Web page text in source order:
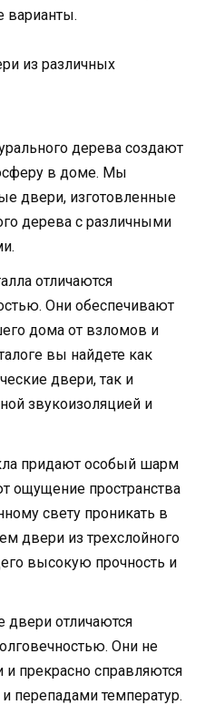
варианты.
из различных
дерева создают
в доме. Мы
двери, изготовленные
дерева с различными
отличаются
Они обеспечивают
дома от взломов и
вы найдете как
двери, так и
звукоизоляцией и
придают особый шарм
ощущение пространства
свету проникать в
двери из трехслойного
высокую прочность и
двери отличаются
Они не
прекрасно справляются
перепадами температур.